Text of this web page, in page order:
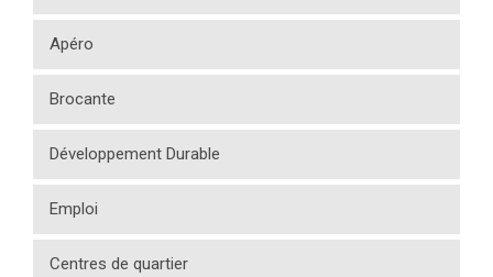
Apéro
Brocante
Développement Durable
Emploi
Centres de quartier